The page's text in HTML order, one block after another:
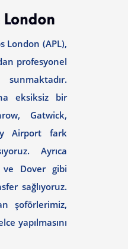
London (APL),
profesyonel
eksiksiz bir
Gatwick,
Airport fark
Ayrıca
ve Dover gibi
sağlıyoruz.
şoförlerimiz,
yapılmasını